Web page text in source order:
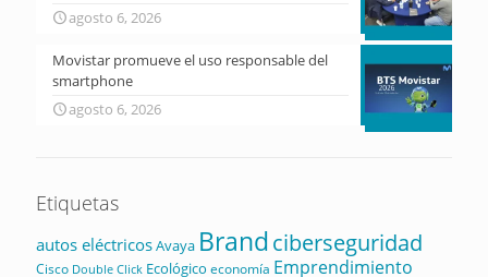
agosto 6, 2026
Movistar promueve el uso responsable del
smartphone
agosto 6, 2026
Etiquetas
autos eléctricosAvaya Brandciberseguridad
Cisco Double Click Ecológico economía Emprendimiento